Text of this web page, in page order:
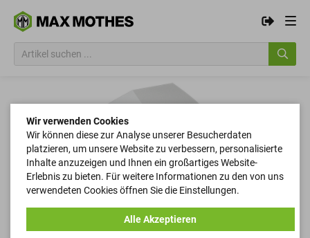
Wir verwenden Cookies
Wir können diese zur Analyse unserer Besucherdaten
platzieren, um unsere Website zu verbessern, personalisierte
Inhalte anzuzeigen und Ihnen ein großartiges Website-
Erlebnis zu bieten. Für weitere Informationen zu den von uns
verwendeten Cookies öffnen Sie die Einstellungen.
Alle Akzeptieren